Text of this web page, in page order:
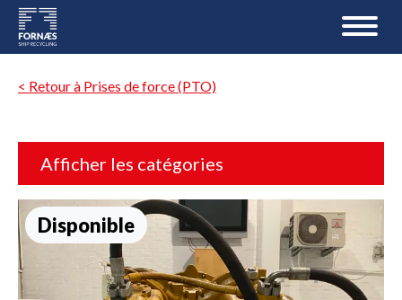
< Retour à Prises de force (PTO)
Afficher les catégories
Disponible